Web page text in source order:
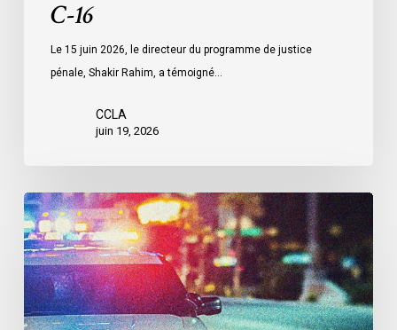
C-16
Le 15 juin 2026, le directeur du programme de justice
pénale, Shakir Rahim, a témoigné…
CCLA
juin 19, 2026
Appels
en
faveur
d’une
commission
d’enquête